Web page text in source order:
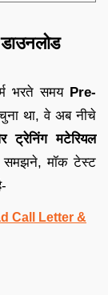
भरते समय Pre-
था, वे अब नीचे
मटेरियल
समझने, मॉक टेस्ट
Call Letter &